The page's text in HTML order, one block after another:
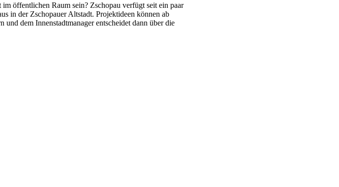
öffentlichen Raum sein? Zschopau verfügt seit ein paar
in der Zschopauer Altstadt. Projektideen können ab
dem Innenstadtmanager entscheidet dann über die